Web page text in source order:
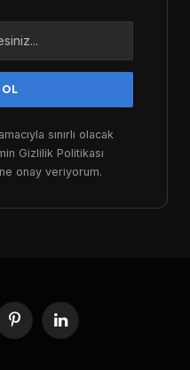
sınırlı olacak
Gizlilik Politikası
onay veriyorum.
PinterestLinkedIn